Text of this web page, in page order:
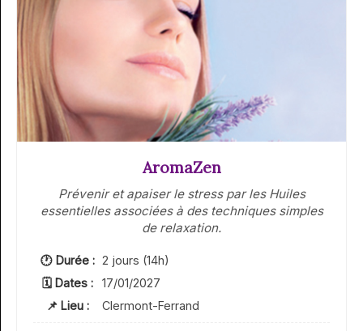
AromaZen
Prévenir et apaiser le stress par les Huiles
essentielles associées à des techniques simples
de relaxation.
🕐 Durée : 2 jours (14h)
🗓 Dates :
17/01/2027
📌 Lieu :
Clermont-Ferrand